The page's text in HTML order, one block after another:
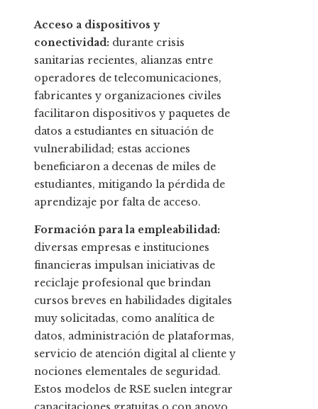
Acceso a dispositivos y
conectividad: durante crisis
sanitarias recientes, alianzas entre
operadores de telecomunicaciones,
fabricantes y organizaciones civiles
facilitaron dispositivos y paquetes de
datos a estudiantes en situación de
vulnerabilidad; estas acciones
beneficiaron a decenas de miles de
estudiantes, mitigando la pérdida de
aprendizaje por falta de acceso.
Formación para la empleabilidad:
diversas empresas e instituciones
financieras impulsan iniciativas de
reciclaje profesional que brindan
cursos breves en habilidades digitales
muy solicitadas, como analítica de
datos, administración de plataformas,
servicio de atención digital al cliente y
nociones elementales de seguridad.
Estos modelos de RSE suelen integrar